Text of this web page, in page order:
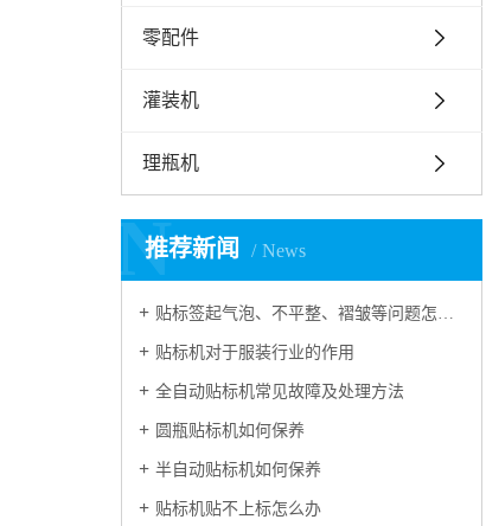
零配件
灌装机
理瓶机
推荐新闻 News
N
贴标签起气泡、不平整、褶皱等问题怎么处理？
贴标机对于服装行业的作用
全自动贴标机常见故障及处理方法
圆瓶贴标机如何保养
半自动贴标机如何保养
贴标机贴不上标怎么办